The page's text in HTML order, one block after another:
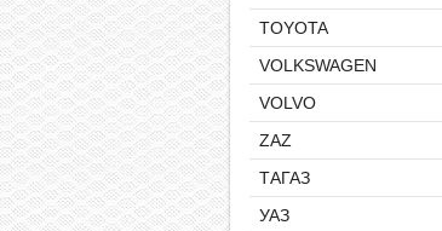
TOYOTA
VOLKSWAGEN
VOLVO
ZAZ
ТАГАЗ
УАЗ